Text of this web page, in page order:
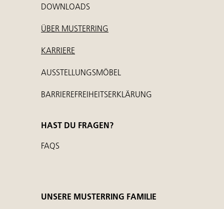
DOWNLOADS
ÜBER MUSTERRING
KARRIERE
AUSSTELLUNGSMÖBEL
BARRIEREFREIHEITSERKLÄRUNG
HAST DU FRAGEN?
FAQS
UNSERE MUSTERRING FAMILIE